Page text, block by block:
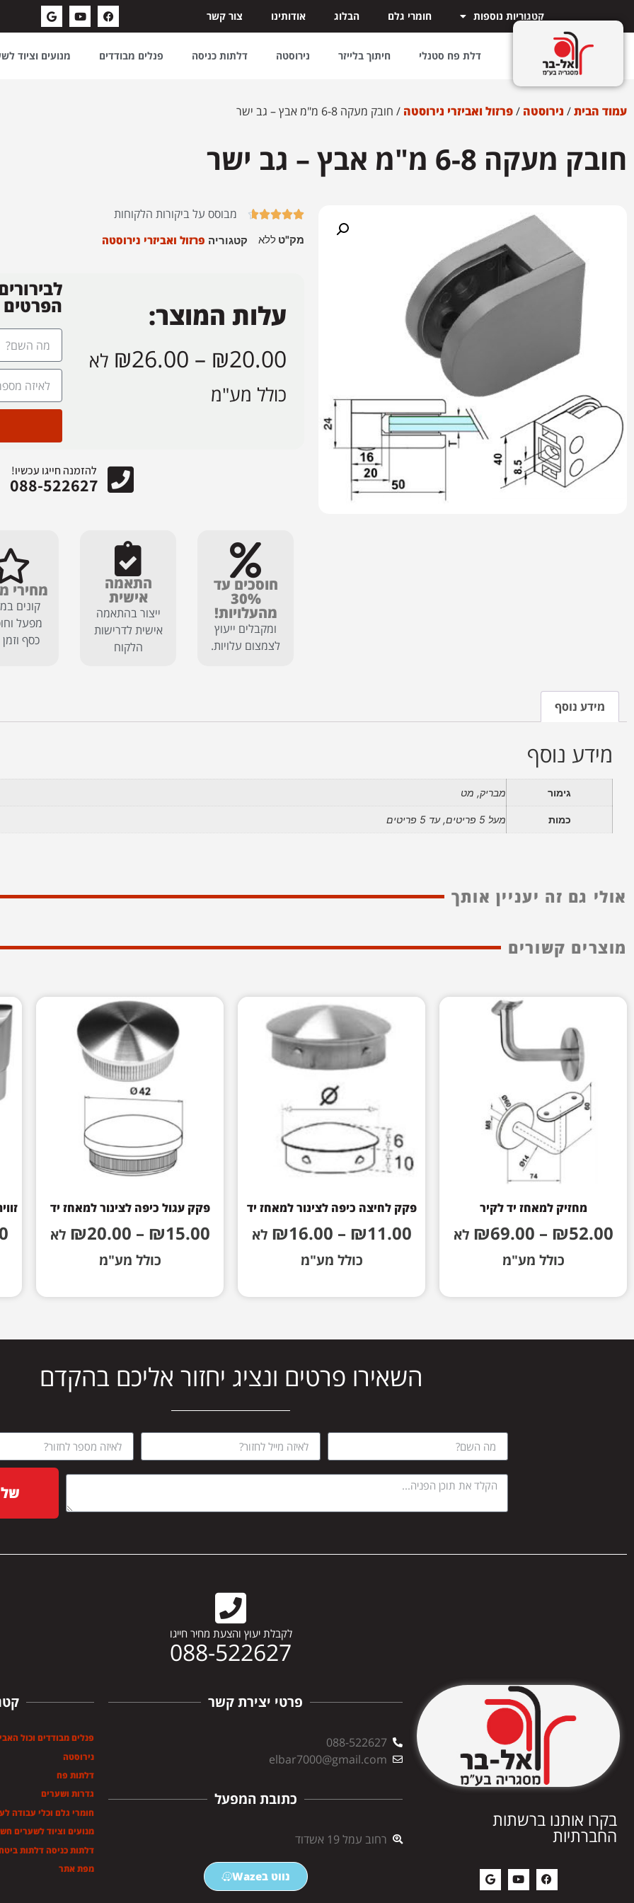
קטגוריות נוספות חומרי גלם הבלוג אודותינו צור קשר
דלת פח סטנלי חיתוך בלייזר נירוסטה דלתות כניסה פנלים מבודדים מנועים וציוד
עמוד הבית/ נירוסטה /פרזול ואביזרי נירוסטה / חובק מעקה 6-8 מ"מ אבץ – גב ישר
חובק מעקה 6-8 מ"מ אבץ – גב ישר




 מבוסס על ביקורות הלקוחות
מק"ט ללא קטגוריה פרזול ואביזרי נירוסטה
עלות המוצר:
₪20.00
–
₪26.00
לא
כולל מע"מ
הפרטים
להזמנה חייגו עכשיו!
088-522627
חוסכים עד
30%
מהעלויות!
ומקבלים ייעוץ
לצמצום עלויות.
התאמה
אישית
ייצור בהתאמה
אישית לדרישות
הלקוח
מחירי
קונים
מפעל
כסף
מידע נוסף
מידע נוסף
גימור מבריק, מט
כמות מעל 5 פריטים, עד 5 פריטים
אולי גם זה יעניין אותך
מוצרים קשורים
מחזיק למאחז יד לקיר
₪52.00
–
₪69.00
לא
כולל מע"מ
פקק לחיצה כיפה לצינור למאחז יד
₪11.00
–
₪16.00
לא
כולל מע"מ
פקק עגול כיפה לצינור למאחז יד
₪15.00
–
₪20.00
לא
כולל מע"מ
זווית 90 פינה ישרה
השאירו פרטים ונציג יחזור אליכם בהקדם
לקבלת יעוץ והצעת מחיר חייגו
088-522627
בקרו אותנו ברשתות
החברתיות
פרטי יצירת קשר
088-522627
elbar7000@gmail.com
כתובת המפעל
רחוב עמל 19 אשדוד
נווט בWaze
פנלים מבודדים וכול
נירוסטה
דלתות פח
גדרות ושערים
חומרי גלם וכלי עבודה
מנועים וציוד לשערים
דלתות כניסה דלתות
מפת אתר